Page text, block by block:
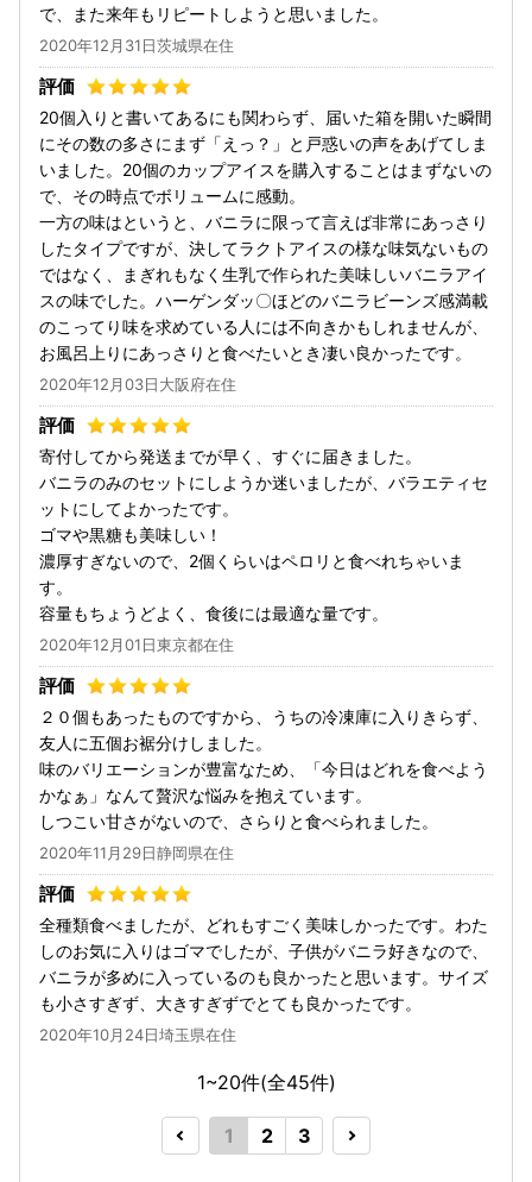
で、また来年もリピートしようと思いました。
2020年12月31日茨城県在住
20個入りと書いてあるにも関わらず、届いた箱を開いた瞬間
にその数の多さにまず「えっ？」と戸惑いの声をあげてしま
いました。20個のカップアイスを購入することはまずないの
で、その時点でボリュームに感動。
一方の味はというと、バニラに限って言えば非常にあっさり
したタイプですが、決してラクトアイスの様な味気ないもの
ではなく、まぎれもなく生乳で作られた美味しいバニラアイ
スの味でした。ハーゲンダッ〇ほどのバニラビーンズ感満載
のこってり味を求めている人には不向きかもしれませんが、
お風呂上りにあっさりと食べたいとき凄い良かったです。
2020年12月03日大阪府在住
寄付してから発送までが早く、すぐに届きました。
バニラのみのセットにしようか迷いましたが、バラエティセ
ットにしてよかったです。
ゴマや黒糖も美味しい！
濃厚すぎないので、2個くらいはペロリと食べれちゃいま
す。
容量もちょうどよく、食後には最適な量です。
2020年12月01日東京都在住
２０個もあったものですから、うちの冷凍庫に入りきらず、
友人に五個お裾分けしました。
味のバリエーションが豊富なため、「今日はどれを食べよう
かなぁ」なんて贅沢な悩みを抱えています。
しつこい甘さがないので、さらりと食べられました。
2020年11月29日静岡県在住
全種類食べましたが、どれもすごく美味しかったです。わた
しのお気に入りはゴマでしたが、子供がバニラ好きなので、
バニラが多めに入っているのも良かったと思います。サイズ
も小さすぎず、大きすぎずでとても良かったです。
2020年10月24日埼玉県在住
1~20件(全45件)
1 2 3